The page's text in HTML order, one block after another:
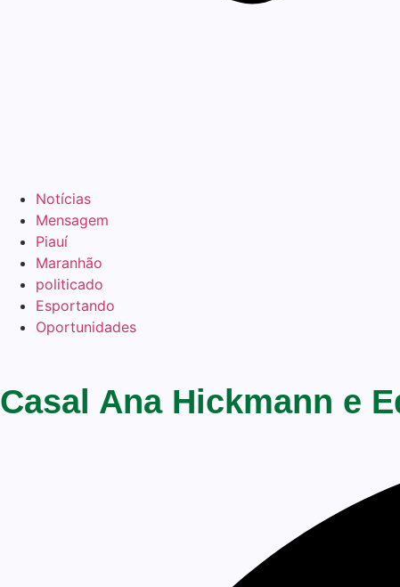
Notícias
Mensagem
Piauí
Maranhão
politicado
Esportando
Oportunidades
Casal Ana Hickmann e